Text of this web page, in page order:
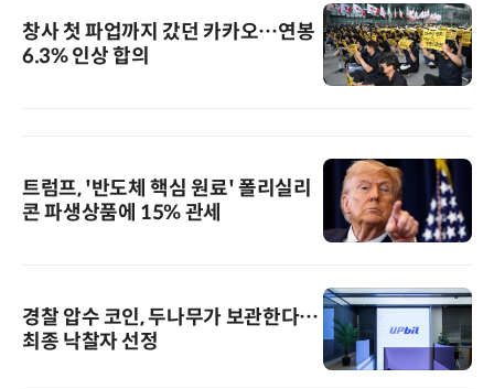
창사 첫 파업까지 갔던 카카오…연봉
6.3% 인상 합의
트럼프, '반도체 핵심 원료' 폴리실리
콘 파생상품에 15% 관세
경찰 압수 코인, 두나무가 보관한다…
최종 낙찰자 선정